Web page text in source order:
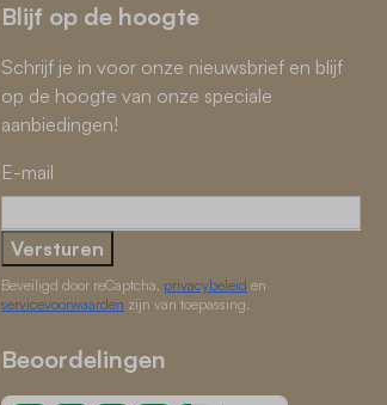
Blijf op de hoogte
Schrijf je in voor onze nieuwsbrief en blijf
op de hoogte van onze speciale
aanbiedingen!
E-mail
Versturen
Beveiligd door reCaptcha, privacybeleid en
servicevoorwaarden zijn van toepassing.
Beoordelingen